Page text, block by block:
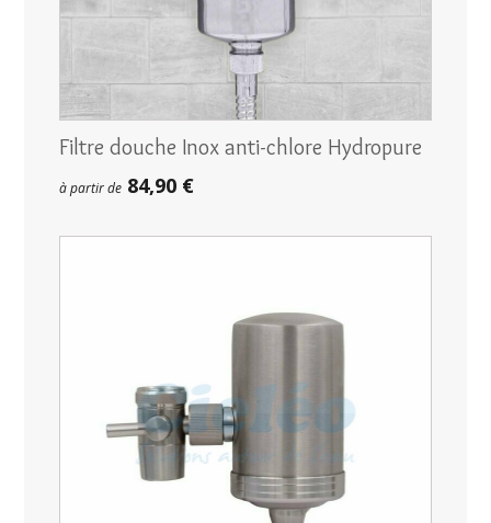
Filtre douche Inox anti-chlore Hydropure
à partir de 84,90 €